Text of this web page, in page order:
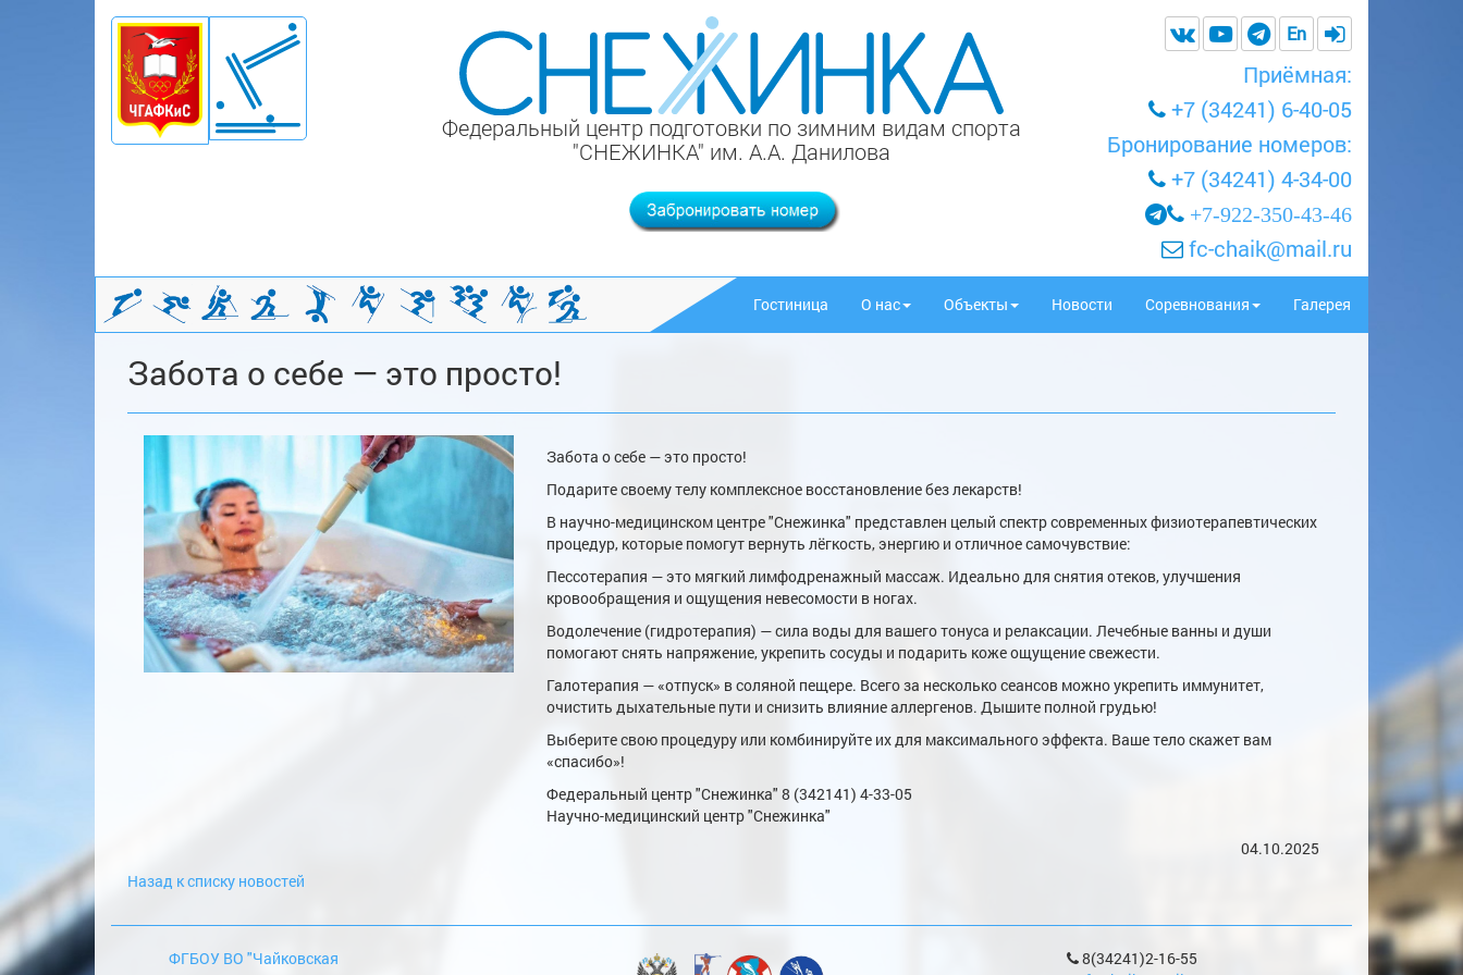
En
Приёмная:
+7 (34241) 6-40-05
Бронирование номеров:
+7 (34241) 4-34-00
+7-922-350-43-46
fc-chaik@mail.ru
Федеральный центр подготовки по зимним видам спорта
"СНЕЖИНКА" им. А.А. Данилова
Гостиница О нас Объекты Новости Соревнования Галерея
Забота о себе — это просто!
Забота о себе — это просто!
Подарите своему телу комплексное восстановление без лекарств!
В научно-медицинском центре "Снежинка" представлен целый спектр современных физиотерапевтических
процедур, которые помогут вернуть лёгкость, энергию и отличное самочувствие:
Пессотерапия — это мягкий лимфодренажный массаж. Идеально для снятия отеков, улучшения
кровообращения и ощущения невесомости в ногах.
Водолечение (гидротерапия) — сила воды для вашего тонуса и релаксации. Лечебные ванны и души
помогают снять напряжение, укрепить сосуды и подарить коже ощущение свежести.
Галотерапия — «отпуск» в соляной пещере. Всего за несколько сеансов можно укрепить иммунитет,
очистить дыхательные пути и снизить влияние аллергенов. Дышите полной грудью!
Выберите свою процедуру или комбинируйте их для максимального эффекта. Ваше тело скажет вам
«спасибо»!
Федеральный центр "Снежинка" 8 (342141) 4-33-05
Научно-медицинский центр "Снежинка"
04.10.2025
Назад к списку новостей
ФГБОУ ВО "Чайковская
8(34241)2-16-55